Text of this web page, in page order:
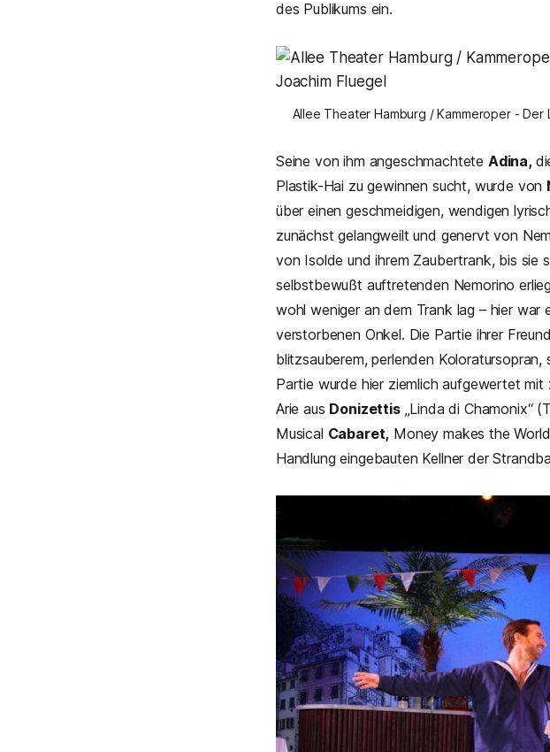
des Publikums ein.
Allee Theater Hamburg / Kammeroper -
Seine von ihm angeschmachtete Adina,
Plastik-Hai zu gewinnen sucht, wurde von
über einen geschmeidigen, wendigen
zunächst gelangweilt und genervt von
von Isolde und ihrem Zaubertrank, bis sie
selbstbewußt auftretenden Nemorino
wohl weniger an dem Trank lag – hier
verstorbenen Onkel. Die Partie ihrer
blitzsauberem, perlenden
Partie wurde hier ziemlich aufgewertet
Arie aus Donizettis „Linda di Chamonix“
Musical Cabaret, Money makes the
Handlung eingebauten Kellner der